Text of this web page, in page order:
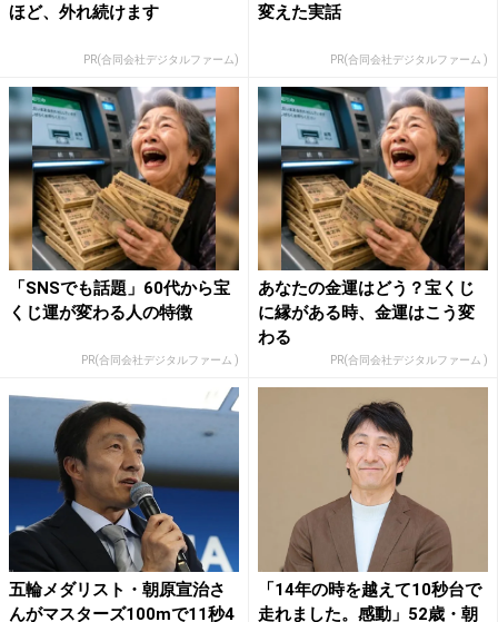
ほど、外れ続けます
PR(合同会社デジタルファーム)
変えた実話
PR(合同会社デジタルファーム )
「SNSでも話題」60代から宝
くじ運が変わる人の特徴
PR(合同会社デジタルファーム )
あなたの金運はどう？宝くじ
に縁がある時、金運はこう変
わる
PR(合同会社デジタルファーム )
五輪メダリスト・朝原宣治さ
んがマスターズ100mで11秒4
「14年の時を越えて10秒台で
走れました。感動」52歳・朝